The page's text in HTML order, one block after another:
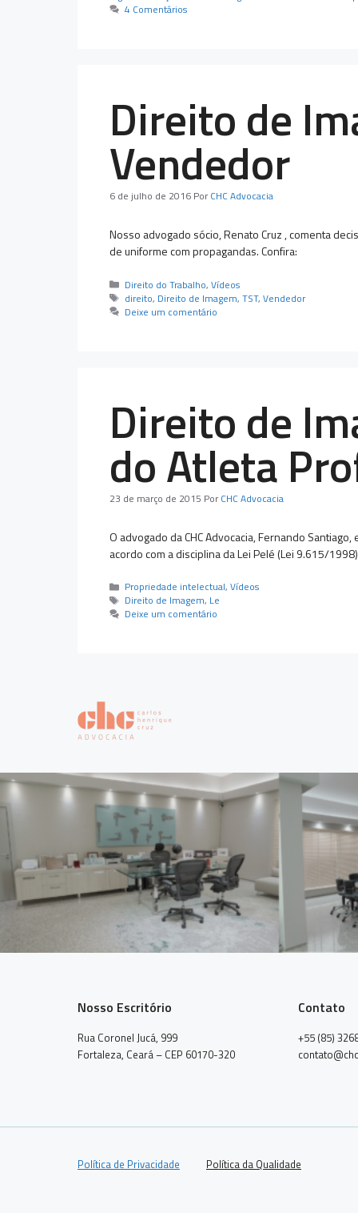
4 Comentários
Direito de
Vendedor
6 de julho de 2016 Por CHC Advocacia
Nosso advogado sócio, Renato Cruz , comenta
de uniforme com propagandas. Confira:
Categorias
Direito do Trabalho,Vídeos
Tags
direito, Direito de Imagem,TST,Vendedor
Deixe um comentário
Direito de
do Atleta
23 de março de 2015 Por CHC Advocacia
O advogado da CHC Advocacia, Fernando
acordo com a disciplina da Lei Pelé (Lei 9.615/
Categorias
Propriedade intelectual,Vídeos
Tags
Direito de Imagem, Le
Deixe um comentário
Nosso Escritório
Rua Coronel Jucá, 999
Fortaleza, Ceará – CEP 60170-320
Contato
+55 (85)
Política de Privacidade Política da Qualidade